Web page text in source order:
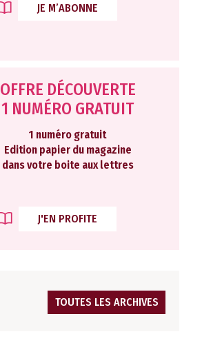
JE M’ABONNE
OFFRE DÉCOUVERTE
1 NUMÉRO GRATUIT
1 numéro gratuit
Edition papier du magazine
dans votre boite aux lettres
J'EN PROFITE
TOUTES LES ARCHIVES